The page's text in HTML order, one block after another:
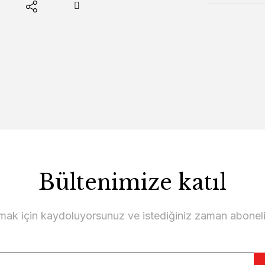
Bültenimize katıl
için kaydoluyorsunuz ve istediğiniz zaman